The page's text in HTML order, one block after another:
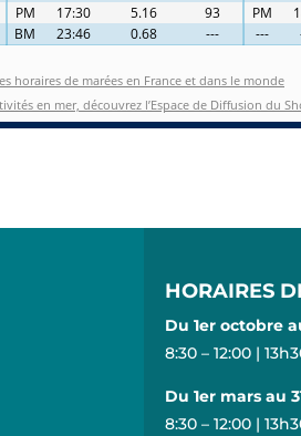
HORAIRES
Du 1er octobre
8:30 – 12:00 |
Du 1er mars au
8:30 – 12:00 |